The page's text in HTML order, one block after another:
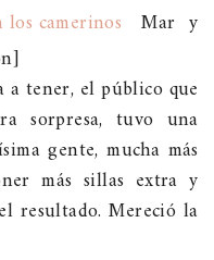
Mar y
a tener, el público que
sorpresa, tuvo una
gente, mucha más
más sillas extra y
resultado. Mereció la